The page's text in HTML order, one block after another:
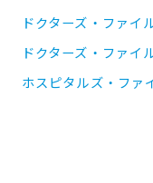
ドクターズ・ファイ
ドクターズ・ファイ
ホスピタルズ・ファ